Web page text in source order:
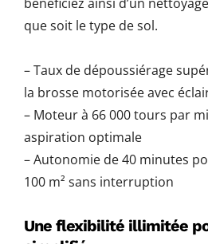
que soit le type de sol.
– Taux de dépoussiérage
la brosse motorisée avec
– Moteur à 66 000 tours par
aspiration optimale
– Autonomie de 40 minutes
100 m² sans interruption
Une flexibilité illimitée